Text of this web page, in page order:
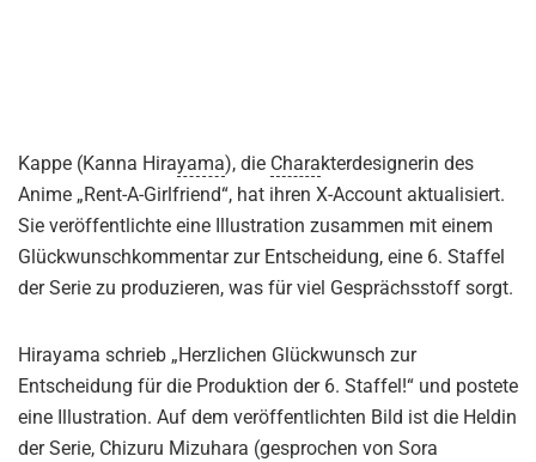
Kappe (Kanna Hirayama), die Charakterdesignerin des
Anime „Rent-A-Girlfriend“, hat ihren X-Account aktualisiert.
Sie veröffentlichte eine Illustration zusammen mit einem
Glückwunschkommentar zur Entscheidung, eine 6. Staffel
der Serie zu produzieren, was für viel Gesprächsstoff sorgt.
Hirayama schrieb „Herzlichen Glückwunsch zur
Entscheidung für die Produktion der 6. Staffel!“ und postete
eine Illustration. Auf dem veröffentlichten Bild ist die Heldin
der Serie, Chizuru Mizuhara (gesprochen von Sora